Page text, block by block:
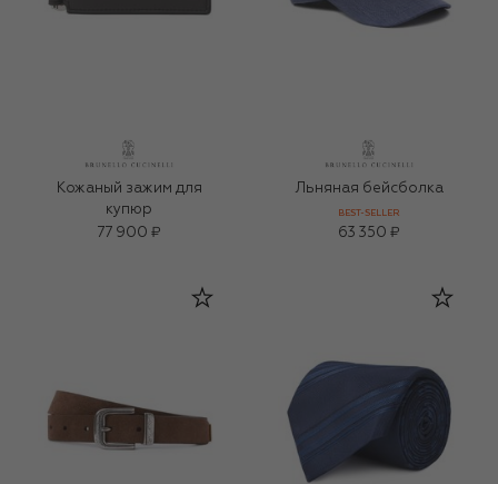
Кожаный зажим для
купюр
77 900 ₽
Льняная бейсболка
BEST-SELLER
63 350 ₽